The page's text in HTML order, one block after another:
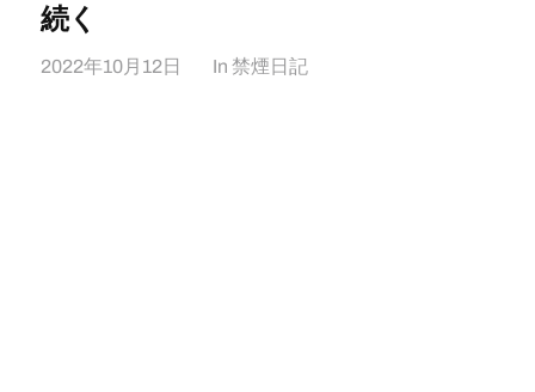
続く
2022年10月12日 In 禁煙日記